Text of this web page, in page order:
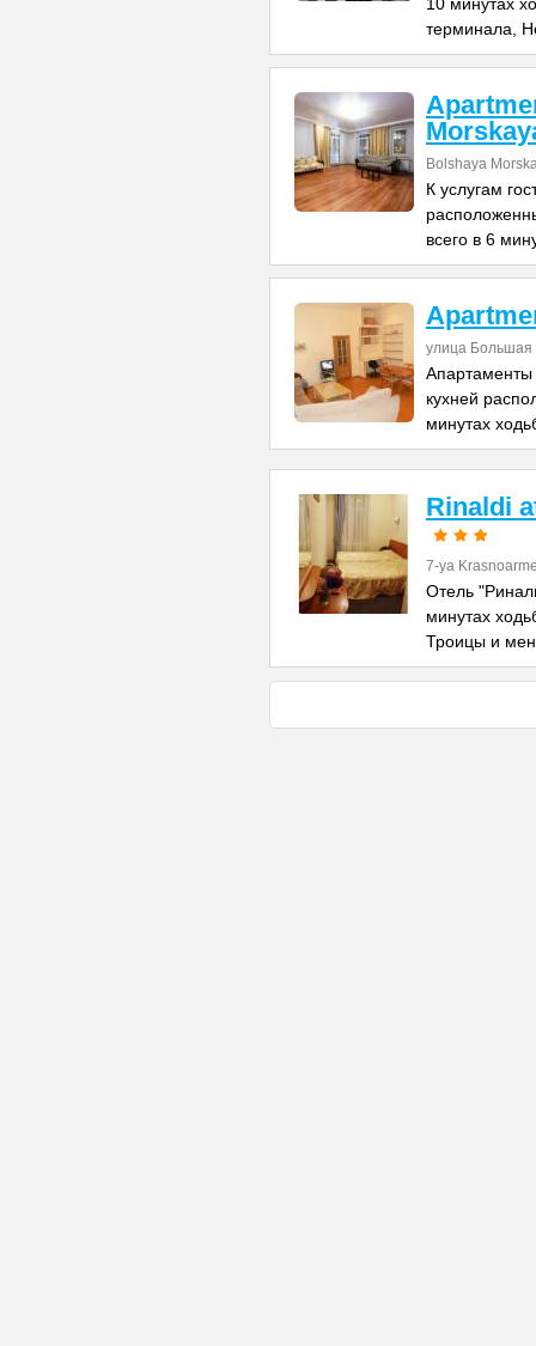
терминала,
Bolshaya
К услугам
всего в 6
улица Большая
кухней
минутах
Rinaldi
7-ya
Отель
минутах
Троицы и